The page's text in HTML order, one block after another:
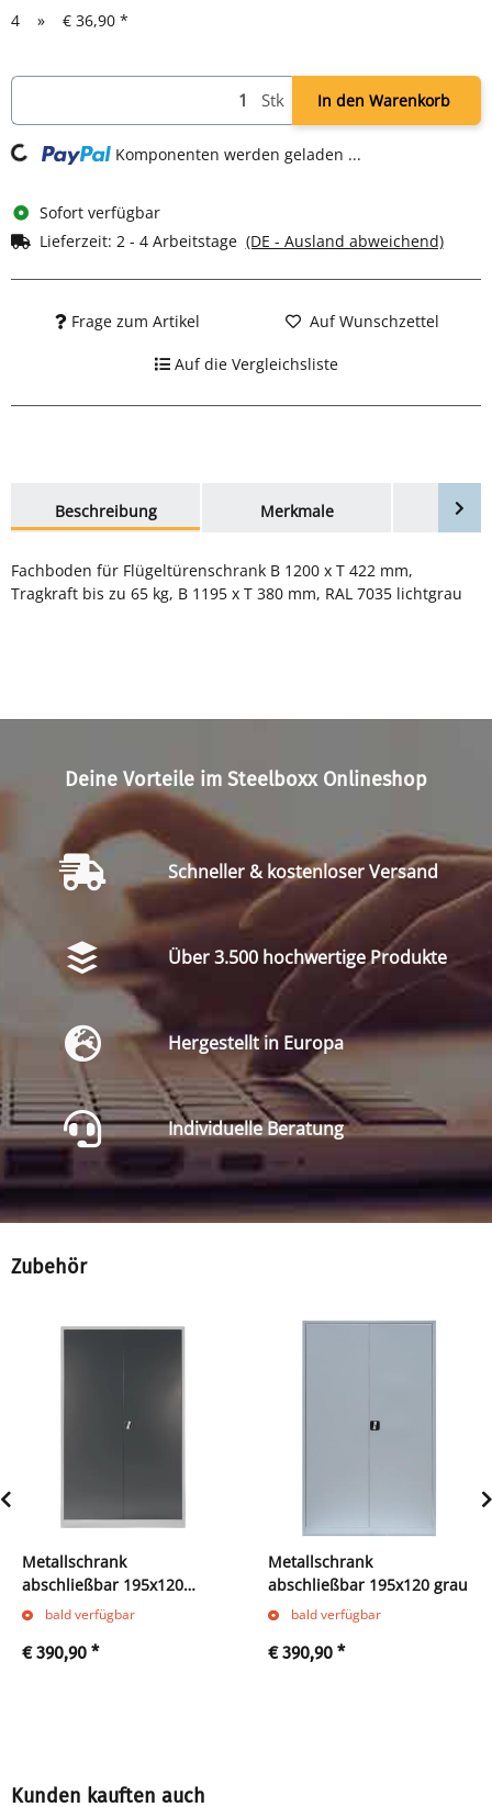
4
» € 36,90 *
Stk In den Warenkorb
Komponenten werden geladen ...
Sofort verfügbar
Lieferzeit: 2 - 4 Arbeitstage (DE - Ausland abweichend)
Frage zum Artikel Auf Wunschzettel
Auf die Vergleichsliste
Beschreibung
Merkmale
Fachboden für Flügeltürenschrank B 1200 x T 422 mm,
Tragkraft bis zu 65 kg, B 1195 x T 380 mm, RAL 7035 lichtgrau
Deine Vorteile im Steelboxx Onlineshop
Schneller & kostenloser Versand
Über 3.500 hochwertige Produkte
Hergestellt in Europa
Individuelle Beratung
Zubehör
Metallschrank
abschließbar 195x120
anthrazit
bald verfügbar
€ 390,90 *
Metallschrank
abschließbar 195x120 grau
bald verfügbar
€ 390,90 *
Kunden kauften auch